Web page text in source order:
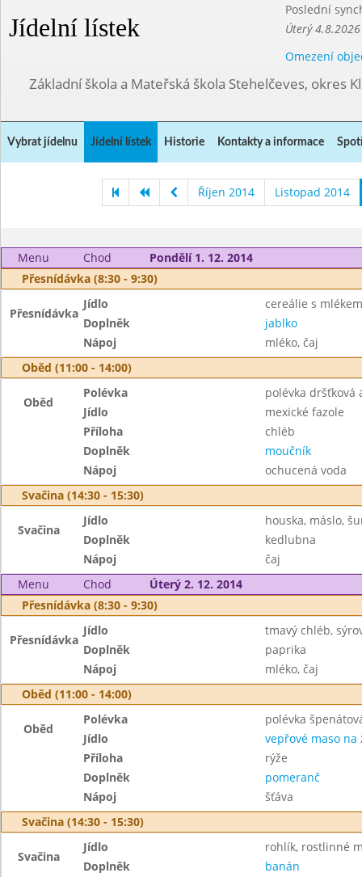
Jídelní lístek
Poslední
Úterý
Omezení
Základní škola a Mateřská škola Stehelčeves, okres
Vybrat jídelnu Jídelní lístek Historie Kontakty a informace
Říjen 2014 Listopad 2014
Menu Chod
Pondělí 1. 12. 2014
Přesnídávka (8:30 - 9:30)
Přesnídávka
Jídlo
cereálie s mlékem
Doplněk
jablko
Nápoj
mléko, čaj
Oběd (11:00 - 14:00)
Oběd
Polévka
polévka dršťková
Jídlo
mexické fazole
Příloha
chléb
Doplněk
moučník
Nápoj
ochucená voda
Svačina (14:30 - 15:30)
Svačina
Jídlo
houska, máslo,
Doplněk
kedlubna
Nápoj
čaj
Menu
Chod
Úterý 2. 12. 2014
Přesnídávka (8:30 - 9:30)
Přesnídávka
Jídlo
tmavý chléb,
Doplněk
paprika
Nápoj
mléko, čaj
Oběd (11:00 - 14:00)
Oběd
Polévka
polévka
Jídlo
vepřové maso na
Příloha
rýže
Doplněk
pomeranč
Nápoj
šťáva
Svačina (14:30 - 15:30)
Svačina
Jídlo
rohlík, rostlinné
Doplněk
banán